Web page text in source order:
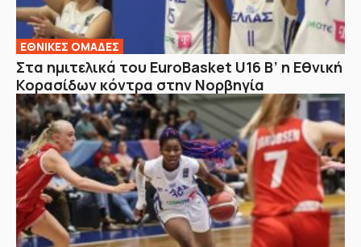
EΘΝΙΚΕΣ OΜΑΔΕΣ
Στα ημιτελικά του EuroBasket U16 Β’ η Εθνική
Κορασίδων κόντρα στην Νορβηγία